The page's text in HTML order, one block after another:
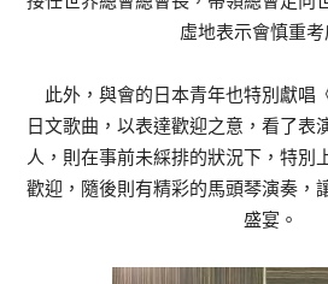
虛地表示會慎重考
此外，與會的日本青年也特別獻唱
日文歌曲，以表達歡迎之意，看了表
人，則在事前未綵排的狀況下，特別
歡迎，隨後則有精彩的馬頭琴演奏，
盛宴。